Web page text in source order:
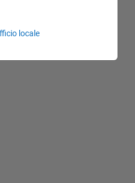
locale